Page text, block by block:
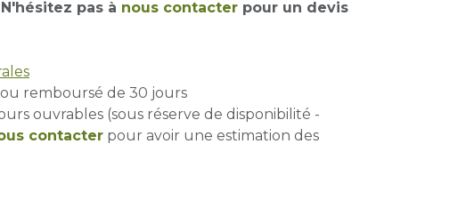
pas à nous contacter pour un devis
remboursé de 30 jours
ouvrables (sous réserve de disponibilité -
contacter pour avoir une estimation des